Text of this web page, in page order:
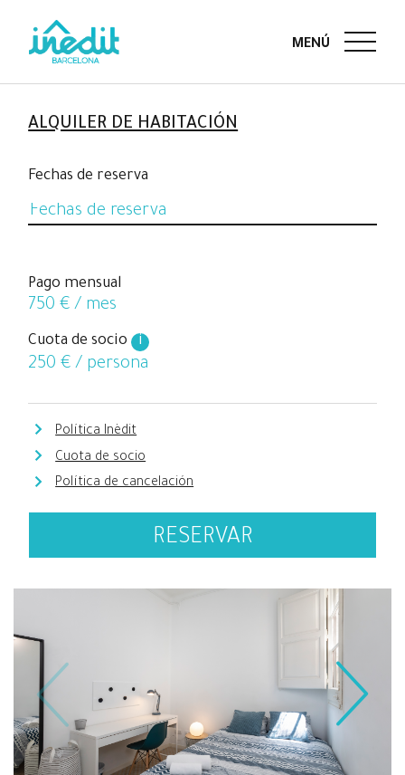
ALQUILER DE HABITACIÓN
Fechas de reserva
Pago mensual
750 € / mes
Cuota de socio i
250 € / persona
Política Inèdit
Cuota de socio
Política de cancelación
RESERVAR